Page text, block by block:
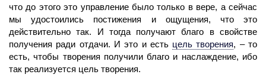
что до этого это управление было только в вере, а сейчас
мы удостоились постижения и ощущения, что это
действитель­но так. И тогда получают благо в свойстве
получения ради отдачи. И это и есть цель творения, – то
есть, чтобы творения получили благо и наслаждение, ибо
так реализуется цель творения.